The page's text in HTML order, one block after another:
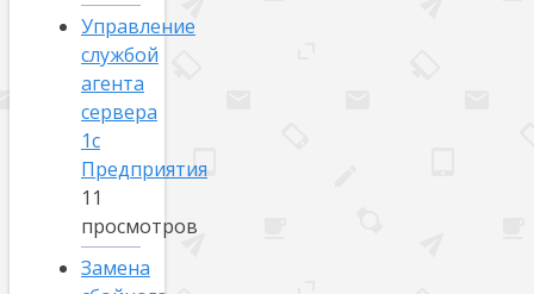
Управление
службой
агента
сервера
1с
Предприятия
11
просмотров
Замена